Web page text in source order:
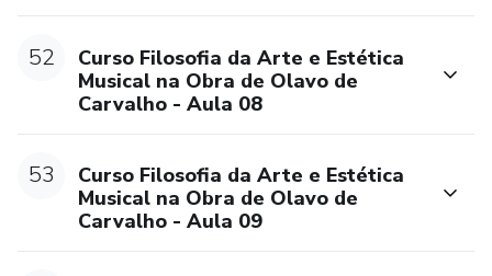
52
Curso Filosofia da Arte e Estética
Musical na Obra de Olavo de
Carvalho - Aula 08
53
Curso Filosofia da Arte e Estética
Musical na Obra de Olavo de
Carvalho - Aula 09